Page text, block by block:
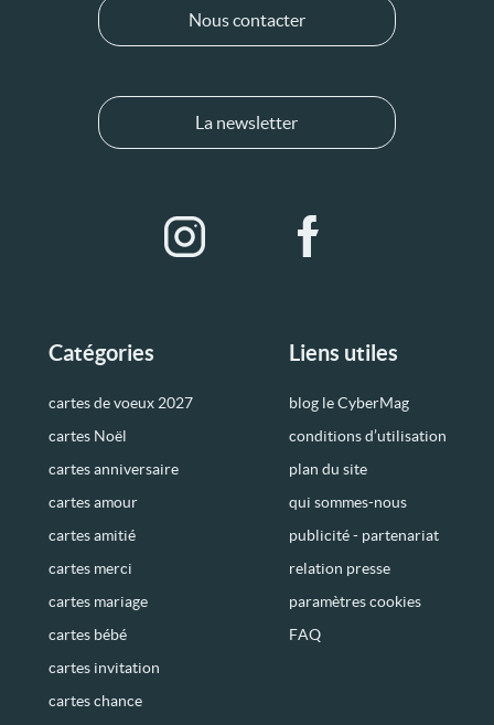
Catégories
cartes de voeux 2027
cartes Noël
cartes anniversaire
cartes amour
cartes amitié
cartes merci
cartes mariage
cartes bébé
cartes invitation
cartes chance
Liens utiles
blog le CyberMag
conditions d’utilisation
plan du site
qui sommes-nous
publicité - partenariat
relation presse
paramètres cookies
FAQ
Nous contacter
La newsletter